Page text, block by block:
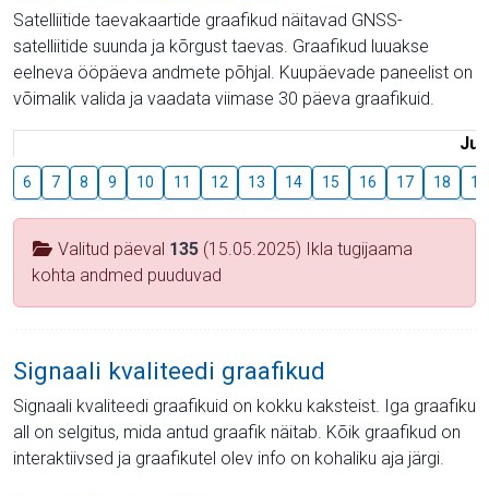
Satelliitide taevakaartide graafikud näitavad GNSS-
satelliitide suunda ja kõrgust taevas. Graafikud luuakse
eelneva ööpäeva andmete põhjal. Kuupäevade paneelist on
võimalik valida ja vaadata viimase 30 päeva graafikuid.
6 7 8 9 10 11 12 13 14 15 16 17 18 19
Valitud päeval 135 (15.05.2025) Ikla tugijaama
kohta andmed puuduvad
Signaali kvaliteedi graafikud
Signaali kvaliteedi graafikuid on kokku kaksteist. Iga graafiku
all on selgitus, mida antud graafik näitab. Kõik graafikud on
interaktiivsed ja graafikutel olev info on kohaliku aja järgi.